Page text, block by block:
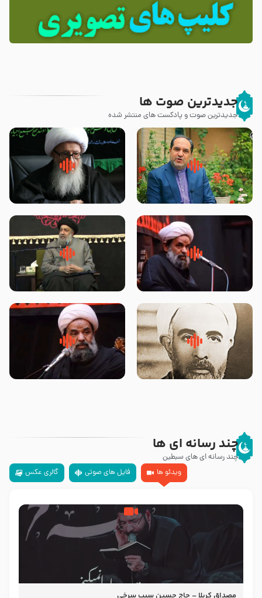
جدیدترین صوت ها
جدیدترین صوت و پادکست های منتشر شده
پیامبر صلی الله علیه وآله و سلم
فرمودند وای بر بچه های آخر
زوّار اربعین امام حسین (علیه
السلام) با این اشتیاق به زیارت
روضه جانسوز پاره های جگر امام
حسن مجتبی علیه السلام-حجت
لقب حضرت رقیه سلام الله علیها به
چه معناست – حجت الاسلام علوی
روضه‌ی مجلس یزید ملعون و
اسارت اهل‌بیت علیهم‌السلام –
سلام جوانی که امام حسین علیه
السلام خودش جوابش را دادند
چند رسانه ای ها
چند رسانه ای های سبطین
ویدئو ها
فایل های صوتی گالری عکس
مصداق کربلا – حاج حسین سیب سرخی